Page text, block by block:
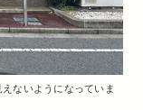
ないようになっていま